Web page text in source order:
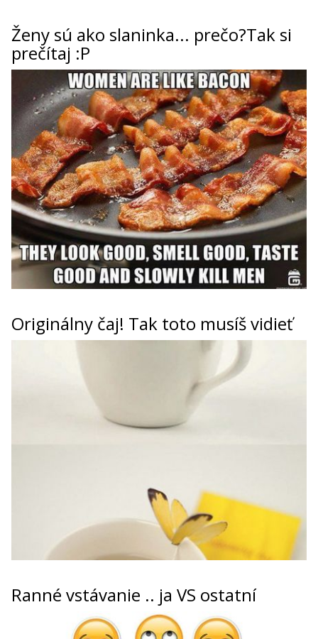
ženy sú ako slaninka... prečo?Tak si
prečítaj :P
Originálny čaj! Tak toto musíš vidieť
Ranné vstávanie .. ja VS ostatní